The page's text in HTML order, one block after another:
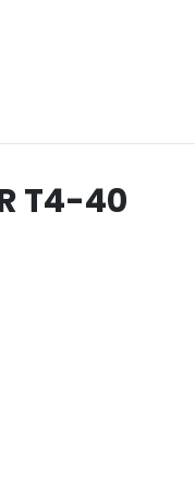
T4-40